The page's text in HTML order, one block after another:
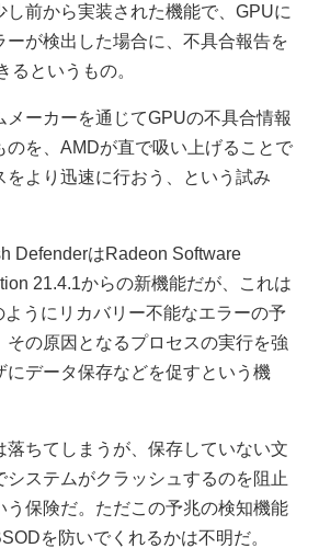
し前から実装された機能で、GPUに
ーが検出した場合に、不具合報告を
るというもの。
ーカーを通じてGPUの不具合情報
のを、AMDが直で吸い上げることで
をより迅速に行おう、という試み
DefenderはRadeon Software
21.4.1からの新機能だが、これは
うにリカバリー不能なエラーの予
その原因となるプロセスの実行を強
にデータ保存などを促すという機
ちてしまうが、保存していない文
システムがクラッシュするのを阻止
う保険だ。ただこの予兆の検知機能
を防いでくれるかは不明だ。